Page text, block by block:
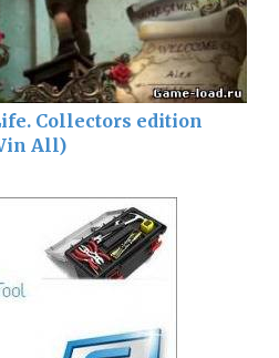
Collectors edition
All)